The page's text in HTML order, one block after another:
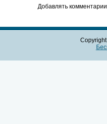
Добавлять